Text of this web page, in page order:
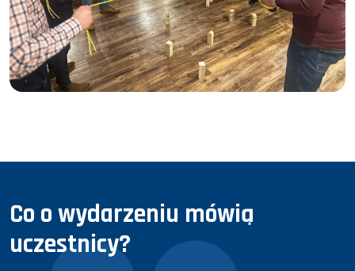
Co o wydarzeniu mówią
uczestnicy?